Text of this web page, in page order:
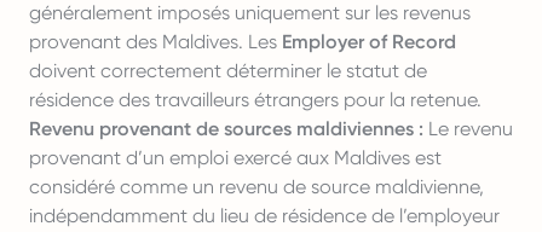
généralement imposés uniquement sur les revenus
provenant des Maldives. Les Employer of Record
doivent correctement déterminer le statut de
résidence des travailleurs étrangers pour la retenue.
Revenu provenant de sources maldiviennes : Le revenu
provenant d’un emploi exercé aux Maldives est
considéré comme un revenu de source maldivienne,
indépendamment du lieu de résidence de l’employeur